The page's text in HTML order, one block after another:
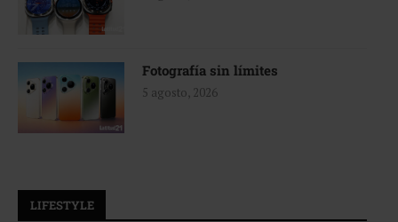
Fotografía sin límites
5 agosto, 2026
LIFESTYLE